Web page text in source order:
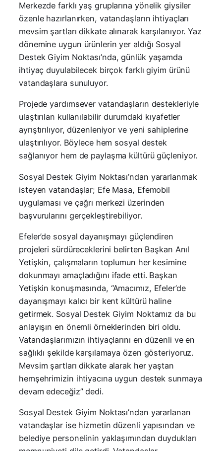
Merkezde farklı yaş gruplarına yönelik giysiler
özenle hazırlanırken, vatandaşların ihtiyaçları
mevsim şartları dikkate alınarak karşılanıyor. Yaz
dönemine uygun ürünlerin yer aldığı Sosyal
Destek Giyim Noktası’nda, günlük yaşamda
ihtiyaç duyulabilecek birçok farklı giyim ürünü
vatandaşlara sunuluyor.
Projede yardımsever vatandaşların destekleriyle
ulaştırılan kullanılabilir durumdaki kıyafetler
ayrıştırılıyor, düzenleniyor ve yeni sahiplerine
ulaştırılıyor. Böylece hem sosyal destek
sağlanıyor hem de paylaşma kültürü güçleniyor.
Sosyal Destek Giyim Noktası’ndan yararlanmak
isteyen vatandaşlar; Efe Masa, Efemobil
uygulaması ve çağrı merkezi üzerinden
başvurularını gerçekleştirebiliyor.
Efeler’de sosyal dayanışmayı güçlendiren
projeleri sürdüreceklerini belirten Başkan Anıl
Yetişkin, çalışmaların toplumun her kesimine
dokunmayı amaçladığını ifade etti. Başkan
Yetişkin konuşmasında, “Amacımız, Efeler’de
dayanışmayı kalıcı bir kent kültürü haline
getirmek. Sosyal Destek Giyim Noktamız da bu
anlayışın en önemli örneklerinden biri oldu.
Vatandaşlarımızın ihtiyaçlarını en düzenli ve en
sağlıklı şekilde karşılamaya özen gösteriyoruz.
Mevsim şartları dikkate alarak her yaştan
hemşehrimizin ihtiyacına uygun destek sunmaya
devam edeceğiz” dedi.
Sosyal Destek Giyim Noktası’ndan yararlanan
vatandaşlar ise hizmetin düzenli yapısından ve
belediye personelinin yaklaşımından duydukları